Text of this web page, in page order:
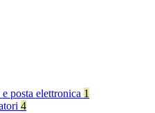
posta elettronica 1
4